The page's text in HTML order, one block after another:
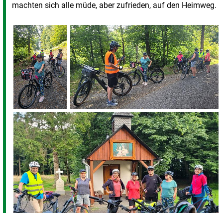
machten sich alle müde, aber zufrieden, auf den Heimweg.